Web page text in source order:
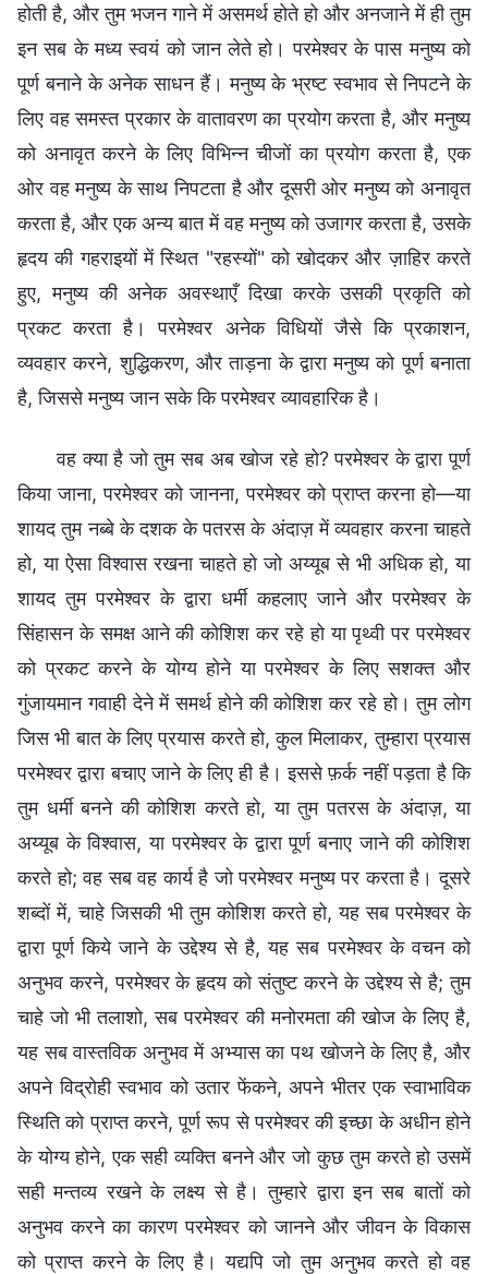
होती है, और तुम भजन गाने में असमर्थ होते हो और अनजाने में ही तुम
इन सब के मध्य स्वयं को जान लेते हो। परमेश्वर के पास मनुष्य को
पूर्ण बनाने के अनेक साधन हैं। मनुष्य के भ्रष्ट स्वभाव से निपटने के
लिए वह समस्त प्रकार के वातावरण का प्रयोग करता है, और मनुष्य
को अनावृत करने के लिए विभिन्न चीजों का प्रयोग करता है, एक
ओर वह मनुष्य के साथ निपटता है और दूसरी ओर मनुष्य को अनावृत
करता है, और एक अन्य बात में वह मनुष्य को उजागर करता है, उसके
हृदय की गहराइयों में स्थित "रहस्यों" को खोदकर और ज़ाहिर करते
हुए, मनुष्य की अनेक अवस्थाएँ दिखा करके उसकी प्रकृति को
प्रकट करता है। परमेश्वर अनेक विधियों जैसे कि प्रकाशन,
व्यवहार करने, शुद्धिकरण, और ताड़ना के द्वारा मनुष्य को पूर्ण बनाता
है, जिससे मनुष्य जान सके कि परमेश्वर व्यावहारिक है।
वह क्या है जो तुम सब अब खोज रहे हो? परमेश्वर के द्वारा पूर्ण
किया जाना, परमेश्वर को जानना, परमेश्वर को प्राप्त करना हो—या
शायद तुम नब्बे के दशक के पतरस के अंदाज़ में व्यवहार करना चाहते
हो, या ऐसा विश्वास रखना चाहते हो जो अय्यूब से भी अधिक हो, या
शायद तुम परमेश्वर के द्वारा धर्मी कहलाए जाने और परमेश्वर के
सिंहासन के समक्ष आने की कोशिश कर रहे हो या पृथ्वी पर परमेश्वर
को प्रकट करने के योग्य होने या परमेश्वर के लिए सशक्त और
गुंजायमान गवाही देने में समर्थ होने की कोशिश कर रहे हो। तुम लोग
जिस भी बात के लिए प्रयास करते हो, कुल मिलाकर, तुम्हारा प्रयास
परमेश्वर द्वारा बचाए जाने के लिए ही है। इससे फ़र्क नहीं पड़ता है कि
तुम धर्मी बनने की कोशिश करते हो, या तुम पतरस के अंदाज़, या
अय्यूब के विश्वास, या परमेश्वर के द्वारा पूर्ण बनाए जाने की कोशिश
करते हो; वह सब वह कार्य है जो परमेश्वर मनुष्य पर करता है। दूसरे
शब्दों में, चाहे जिसकी भी तुम कोशिश करते हो, यह सब परमेश्वर के
द्वारा पूर्ण किये जाने के उद्देश्य से है, यह सब परमेश्वर के वचन को
अनुभव करने, परमेश्वर के हृदय को संतुष्ट करने के उद्देश्य से है; तुम
चाहे जो भी तलाशो, सब परमेश्वर की मनोरमता की खोज के लिए है,
यह सब वास्तविक अनुभव में अभ्यास का पथ खोजने के लिए है, और
अपने विद्रोही स्वभाव को उतार फेंकने, अपने भीतर एक स्वाभाविक
स्थिति को प्राप्त करने, पूर्ण रूप से परमेश्वर की इच्छा के अधीन होने
के योग्य होने, एक सही व्यक्ति बनने और जो कुछ तुम करते हो उसमें
सही मन्तव्य रखने के लक्ष्य से है। तुम्हारे द्वारा इन सब बातों को
अनुभव करने का कारण परमेश्वर को जानने और जीवन के विकास
को प्राप्त करने के लिए है। यद्यपि जो तुम अनुभव करते हो वह